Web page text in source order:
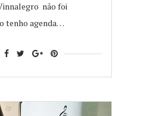
não foi
tenho agenda…